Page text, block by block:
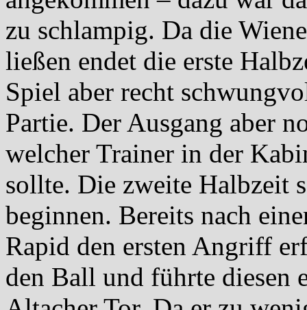
zu schlampig. Da die
ließen endet die erste
Spiel aber recht
Partie. Der Ausgang aber
welcher Trainer in der
sollte. Die zweite Halbzeit
beginnen. Bereits nach
Rapid den ersten Angriff
den Ball und führte diesen